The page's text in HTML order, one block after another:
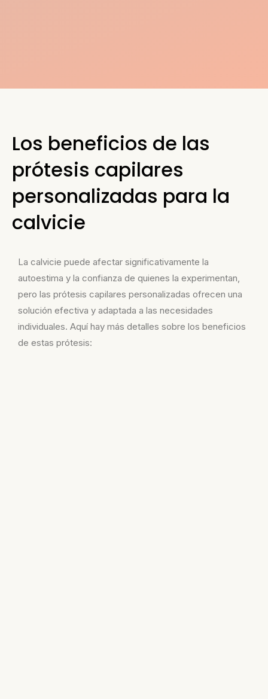
Los beneficios de las
prótesis capilares
personalizadas para la
calvicie
La calvicie puede afectar significativamente la
autoestima y la confianza de quienes la experimentan,
pero las prótesis capilares personalizadas ofrecen una
solución efectiva y adaptada a las necesidades
individuales. Aquí hay más detalles sobre los beneficios
de estas prótesis: